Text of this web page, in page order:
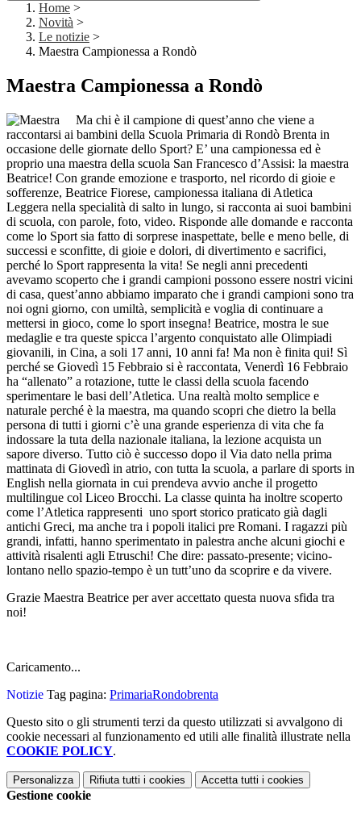
Home >
Novità >
Le notizie >
Maestra Campionessa a Rondò
Maestra Campionessa a Rondò
Ma chi è il campione di quest’anno che viene a
raccontarsi ai bambini della Scuola Primaria di Rondò Brenta in
occasione delle giornate dello Sport? E’ una campionessa ed è
proprio una maestra della scuola San Francesco d’Assisi: la maestra
Beatrice! Con grande emozione e trasporto, nel ricordo di gioie e
sofferenze, Beatrice Fiorese, campionessa italiana di Atletica
Leggera nella specialità di salto in lungo, si racconta ai suoi bambini
di scuola, con parole, foto, video. Risponde alle domande e racconta
come lo Sport sia fatto di sorprese inaspettate, belle e meno belle, di
successi e sconfitte, di gioie e dolori, di divertimento e sacrifici,
perché lo Sport rappresenta la vita! Se negli anni precedenti
avevamo scoperto che i grandi campioni possono essere nostri vicini
di casa, quest’anno abbiamo imparato che i grandi campioni sono tra
noi ogni giorno, con umiltà, semplicità e voglia di continuare a
mettersi in gioco, come lo sport insegna! Beatrice, mostra le sue
medaglie e tra queste spicca l’argento conquistato alle Olimpiadi
giovanili, in Cina, a soli 17 anni, 10 anni fa! Ma non è finita qui! Sì
perché se Giovedì 15 Febbraio si è raccontata, Venerdì 16 Febbraio
ha “allenato” a rotazione, tutte le classi della scuola facendo
sperimentare le basi dell’Atletica. Una realtà molto semplice e
naturale perché è la maestra, ma quando scopri che dietro la bella
persona di tutti i giorni c’è una grande esperienza di vita che fa
indossare la tuta della nazionale italiana, la lezione acquista un
sapore diverso. Tutto ciò è successo dopo il Via dato nella prima
mattinata di Giovedì in atrio, con tutta la scuola, a parlare di sports in
English nella giornata in cui prendeva avvio anche il progetto
multilingue col Liceo Brocchi. La classe quinta ha inoltre scoperto
come l’Atletica rappresenti uno sport storico praticato già dagli
antichi Greci, ma anche tra i popoli italici pre Romani. I ragazzi più
grandi, infatti, hanno sperimentato in palestra anche alcuni giochi e
attività risalenti agli Etruschi! Che dire: passato-presente; vicino-
lontano nello spazio-tempo è un tutt’uno da scoprire e da vivere.
Grazie Maestra Beatrice per aver accettato questa nuova sfida tra
noi!
Caricamento...
Notizie Tag pagina: PrimariaRondobrenta
Questo sito o gli strumenti terzi da questo utilizzati si avvalgono di
cookie necessari al funzionamento ed utili alle finalità illustrate nella
COOKIE POLICY.
Personalizza Rifiuta tutti i cookies Accetta tutti i cookies
Gestione cookie